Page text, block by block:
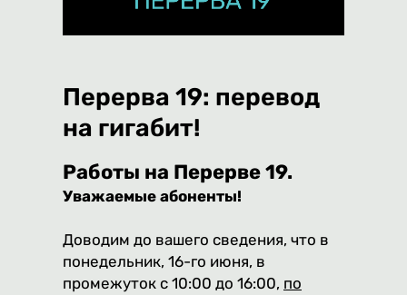
Перерва 19: перевод
на гигабит!
Работы на Перерве 19.
Уважаемые абоненты!
Доводим до вашего сведения, что в
понедельник, 16-го июня, в
промежуток с 10:00 до 16:00, по